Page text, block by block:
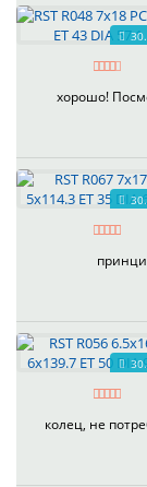
хорошо!
колец, не